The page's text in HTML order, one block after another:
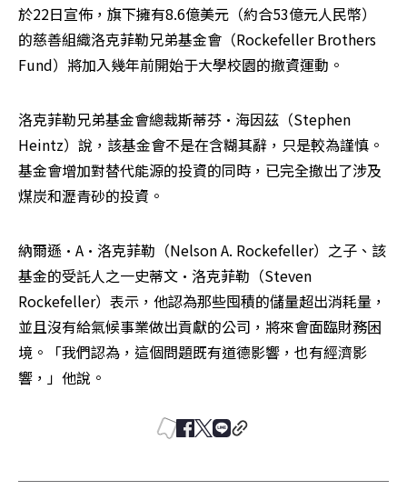
於22日宣佈，旗下擁有8.6億美元（約合53億元人民幣）
的慈善組織洛克菲勒兄弟基金會（Rockefeller Brothers
Fund）將加入幾年前開始于大學校園的撤資運動。
洛克菲勒兄弟基金會總裁斯蒂芬•海因茲（Stephen
Heintz）說，該基金會不是在含糊其辭，只是較為謹慎。
基金會增加對替代能源的投資的同時，已完全撤出了涉及
煤炭和瀝青砂的投資。
納爾遜•A•洛克菲勒（Nelson A. Rockefeller）之子、該
基金的受託人之一史蒂文•洛克菲勒（Steven
Rockefeller）表示，他認為那些囤積的儲量超出消耗量，
並且沒有給氣候事業做出貢獻的公司，將來會面臨財務困
境。「我們認為，這個問題既有道德影響，也有經濟影
響，」他說。